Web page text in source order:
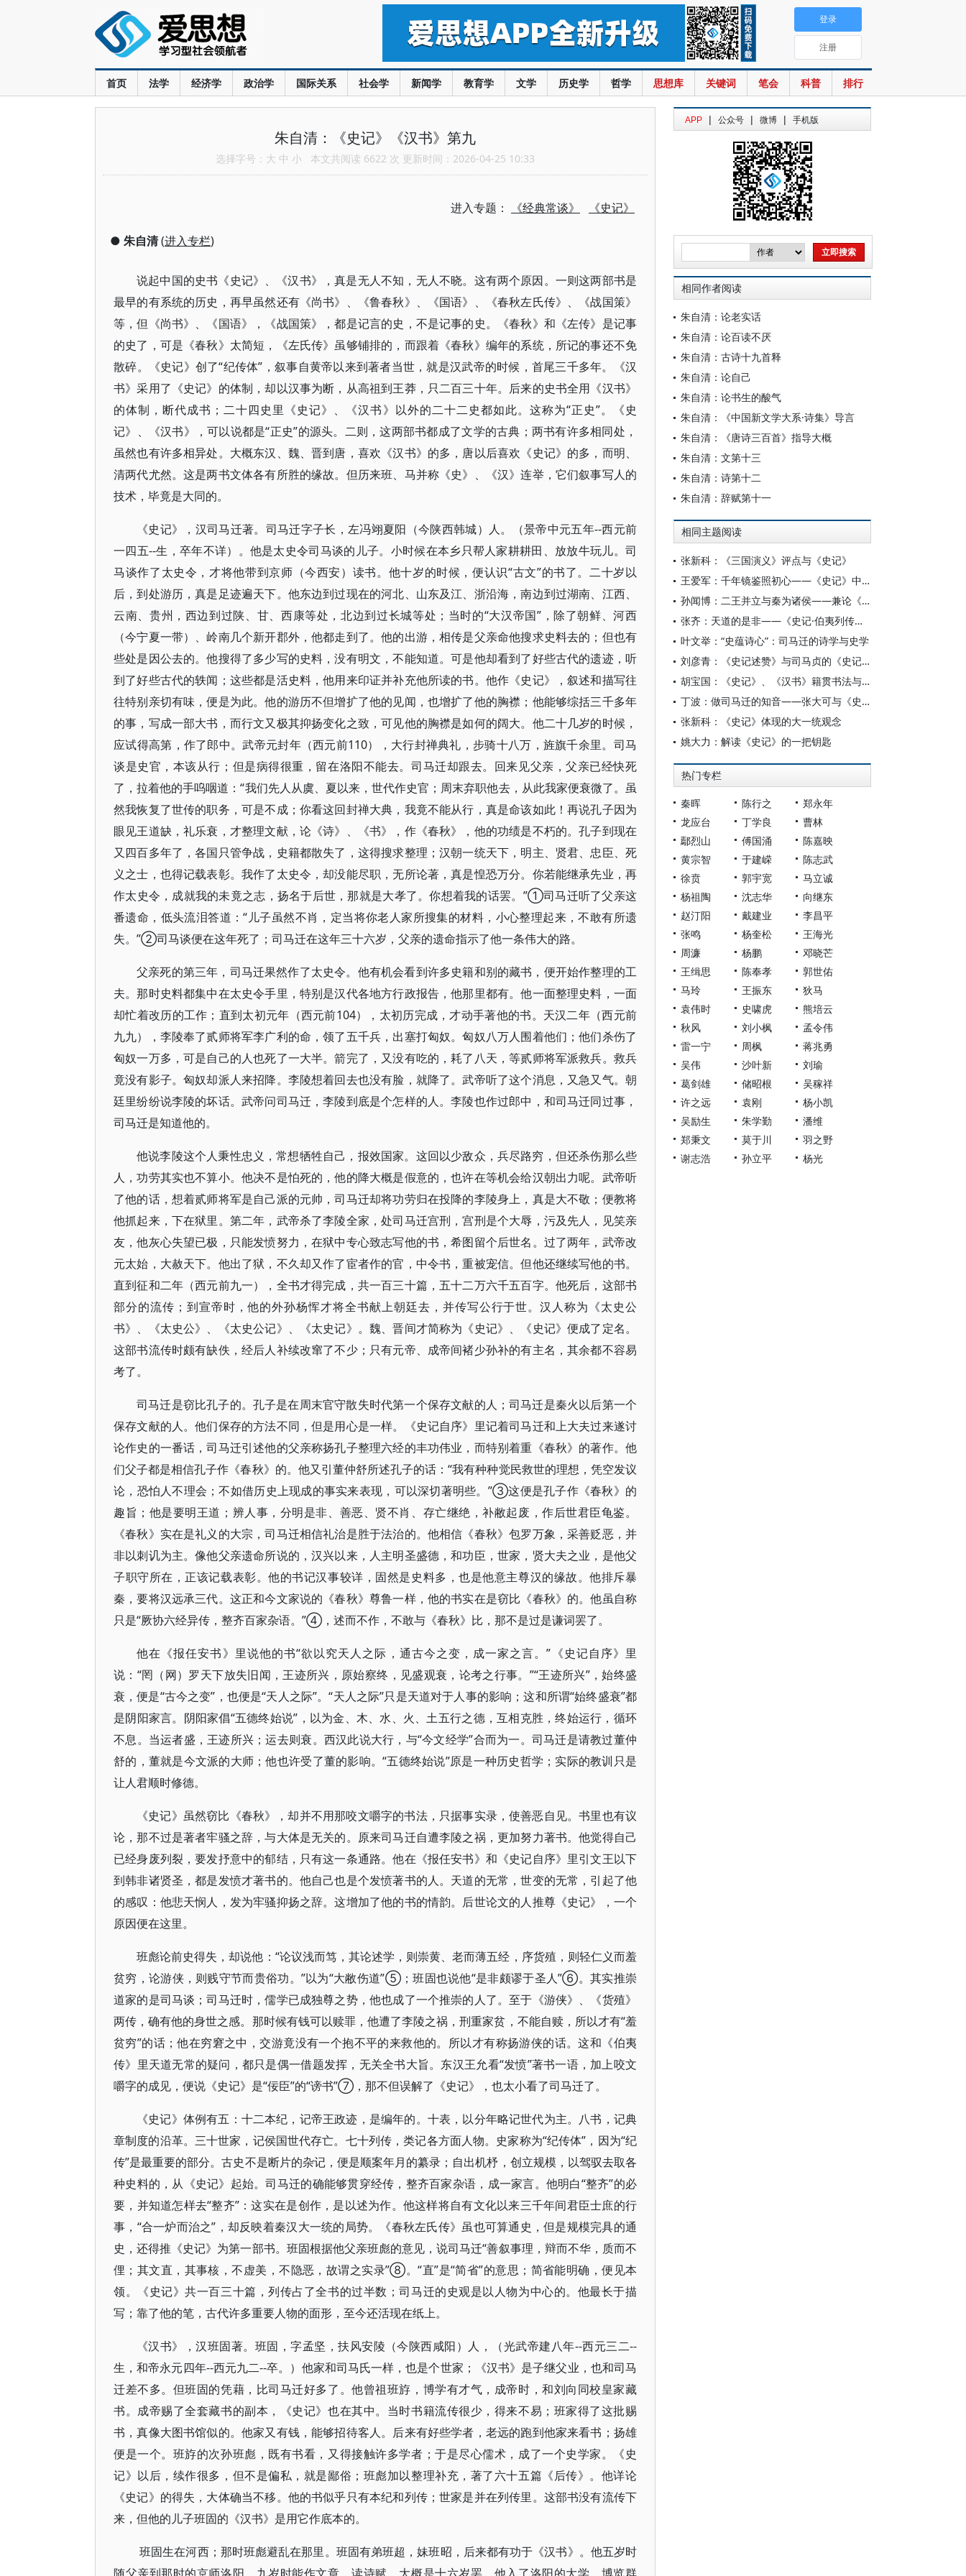
首页 法学 经济学 政治学 国际关系 社会学 新闻学 教育学 文学 历史学 哲学 思想库 关键词 笔会 科普 排行
登录
注册
朱自清：《史记》《汉书》第九
选择字号： 大 中 小 本文共阅读 6622 次 更新时间：2026-04-25 10:33
进入专题： 《经典常谈》 《史记》
● 朱自清(进入专栏)
说起中国的史书《史记》、《汉书》，真是无人不知，无人不晓。这有两个原因。一则这两部书是
最早的有系统的历史，再早虽然还有《尚书》、《鲁春秋》、《国语》、《春秋左氏传》、《战国策》
等，但《尚书》、《国语》，《战国策》，都是记言的史，不是记事的史。《春秋》和《左传》是记事
的史了，可是《春秋》太简短，《左氏传》虽够铺排的，而跟着《春秋》编年的系统，所记的事还不免
散碎。《史记》创了“纪传体”，叙事自黄帝以来到著者当世，就是汉武帝的时候，首尾三千多年。《汉
书》采用了《史记》的体制，却以汉事为断，从高祖到王莽，只二百三十年。后来的史书全用《汉书》
的体制，断代成书；二十四史里《史记》、《汉书》以外的二十二史都如此。这称为“正史”。《史
记》、《汉书》，可以说都是“正史”的源头。二则，这两部书都成了文学的古典；两书有许多相同处，
虽然也有许多相异处。大概东汉、魏、晋到唐，喜欢《汉书》的多，唐以后喜欢《史记》的多，而明、
清两代尤然。这是两书文体各有所胜的缘故。但历来班、马并称《史》、《汉》连举，它们叙事写人的
技术，毕竟是大同的。
《史记》，汉司马迁著。司马迁字子长，左冯翊夏阳（今陕西韩城）人。（景帝中元五年--西元前
一四五--生，卒年不详）。他是太史令司马谈的儿子。小时候在本乡只帮人家耕耕田、放放牛玩儿。司
马谈作了太史令，才将他带到京师（今西安）读书。他十岁的时候，便认识“古文”的书了。二十岁以
后，到处游历，真是足迹遍天下。他东边到过现在的河北、山东及江、浙沿海，南边到过湖南、江西、
云南、贵州，西边到过陕、甘、西康等处，北边到过长城等处；当时的“大汉帝国”，除了朝鲜、河西
（今宁夏一带）、岭南几个新开郡外，他都走到了。他的出游，相传是父亲命他搜求史料去的；但也有
些处是因公去的。他搜得了多少写的史料，没有明文，不能知道。可是他却看到了好些古代的遗迹，听
到了好些古代的轶闻；这些都是活史料，他用来印证并补充他所读的书。他作《史记》，叙述和描写往
往特别亲切有味，便是为此。他的游历不但增扩了他的见闻，也增扩了他的胸襟；他能够综括三千多年
的事，写成一部大书，而行文又极其抑扬变化之致，可见他的胸襟是如何的阔大。他二十几岁的时候，
应试得高第，作了郎中。武帝元封年（西元前110），大行封禅典礼，步骑十八万，旌旗千余里。司马
谈是史官，本该从行；但是病得很重，留在洛阳不能去。司马迁却跟去。回来见父亲，父亲已经快死
了，拉着他的手呜咽道：“我们先人从虞、夏以来，世代作史官；周末弃职他去，从此我家便衰微了。虽
然我恢复了世传的职务，可是不成；你看这回封禅大典，我竟不能从行，真是命该如此！再说孔子因为
眼见王道缺，礼乐衰，才整理文献，论《诗》、《书》，作《春秋》，他的功绩是不朽的。孔子到现在
又四百多年了，各国只管争战，史籍都散失了，这得搜求整理；汉朝一统天下，明主、贤君、忠臣、死
义之士，也得记载表彰。我作了太史令，却没能尽职，无所论著，真是惶恐万分。你若能继承先业，再
作太史令，成就我的未竟之志，扬名于后世，那就是大孝了。你想着我的话罢。”①司马迁听了父亲这
番遗命，低头流泪答道：“儿子虽然不肖，定当将你老人家所搜集的材料，小心整理起来，不敢有所遗
失。”②司马谈便在这年死了；司马迁在这年三十六岁，父亲的遗命指示了他一条伟大的路。
父亲死的第三年，司马迁果然作了太史令。他有机会看到许多史籍和别的藏书，便开始作整理的工
夫。那时史料都集中在太史令手里，特别是汉代各地方行政报告，他那里都有。他一面整理史料，一面
却忙着改历的工作；直到太初元年（西元前104），太初历完成，才动手著他的书。天汉二年（西元前
九九），李陵奉了贰师将军李广利的命，领了五千兵，出塞打匈奴。匈奴八万人围着他们；他们杀伤了
匈奴一万多，可是自己的人也死了一大半。箭完了，又没有吃的，耗了八天，等贰师将军派救兵。救兵
竟没有影子。匈奴却派人来招降。李陵想着回去也没有脸，就降了。武帝听了这个消息，又急又气。朝
廷里纷纷说李陵的坏话。武帝问司马迁，李陵到底是个怎样的人。李陵也作过郎中，和司马迁同过事，
司马迁是知道他的。
他说李陵这个人秉性忠义，常想牺牲自己，报效国家。这回以少敌众，兵尽路穷，但还杀伤那么些
人，功劳其实也不算小。他决不是怕死的，他的降大概是假意的，也许在等机会给汉朝出力呢。武帝听
了他的话，想着贰师将军是自己派的元帅，司马迁却将功劳归在投降的李陵身上，真是大不敬；便教将
他抓起来，下在狱里。第二年，武帝杀了李陵全家，处司马迁宫刑，宫刑是个大辱，污及先人，见笑亲
友，他灰心失望已极，只能发愤努力，在狱中专心致志写他的书，希图留个后世名。过了两年，武帝改
元太始，大赦天下。他出了狱，不久却又作了宦者作的官，中令书，重被宠信。但他还继续写他的书。
直到征和二年（西元前九一），全书才得完成，共一百三十篇，五十二万六千五百字。他死后，这部书
部分的流传；到宣帝时，他的外孙杨恽才将全书献上朝廷去，并传写公行于世。汉人称为《太史公
书》、《太史公》、《太史公记》、《太史记》。魏、晋间才简称为《史记》、《史记》便成了定名。
这部书流传时颇有缺佚，经后人补续改窜了不少；只有元帝、成帝间褚少孙补的有主名，其余都不容易
考了。
司马迁是窃比孔子的。孔子是在周末官守散失时代第一个保存文献的人；司马迁是秦火以后第一个
保存文献的人。他们保存的方法不同，但是用心是一样。《史记自序》里记着司马迁和上大夫过来遂讨
论作史的一番话，司马迁引述他的父亲称扬孔子整理六经的丰功伟业，而特别着重《春秋》的著作。他
们父子都是相信孔子作《春秋》的。他又引董仲舒所述孔子的话：“我有种种觉民救世的理想，凭空发议
论，恐怕人不理会；不如借历史上现成的事实来表现，可以深切著明些。”③这便是孔子作《春秋》的
趣旨；他是要明王道；辨人事，分明是非、善恶、贤不肖、存亡继绝，补敝起废，作后世君臣龟鉴。
《春秋》实在是礼义的大宗，司马迁相信礼治是胜于法治的。他相信《春秋》包罗万象，采善贬恶，并
非以刺讥为主。像他父亲遗命所说的，汉兴以来，人主明圣盛德，和功臣，世家，贤大夫之业，是他父
子职守所在，正该记载表彰。他的书记汉事较详，固然是史料多，也是他意主尊汉的缘故。他排斥暴
秦，要将汉远承三代。这正和今文家说的《春秋》尊鲁一样，他的书实在是窃比《春秋》的。他虽自称
只是“厥协六经异传，整齐百家杂语。”④，述而不作，不敢与《春秋》比，那不是过是谦词罢了。
他在《报任安书》里说他的书“欲以究天人之际，通古今之变，成一家之言。”《史记自序》里
说：“罔（网）罗天下放失旧闻，王迹所兴，原始察终，见盛观衰，论考之行事。”“王迹所兴”，始终盛
衰，便是“古今之变”，也便是“天人之际”。“天人之际”只是天道对于人事的影响；这和所谓“始终盛衰”都
是阴阳家言。阴阳家倡“五德终始说”，以为金、木、水、火、土五行之德，互相克胜，终始运行，循环
不息。当运者盛，王迹所兴；运去则衰。西汉此说大行，与“今文经学”合而为一。司马迁是请教过董仲
舒的，董就是今文派的大师；他也许受了董的影响。“五德终始说”原是一种历史哲学；实际的教训只是
让人君顺时修德。
《史记》虽然窃比《春秋》，却并不用那咬文嚼字的书法，只据事实录，使善恶自见。书里也有议
论，那不过是著者牢骚之辞，与大体是无关的。原来司马迁自遭李陵之祸，更加努力著书。他觉得自己
已经身废列裂，要发抒意中的郁结，只有这一条通路。他在《报任安书》和《史记自序》里引文王以下
到韩非诸贤圣，都是发愤才著书的。他自己也是个发愤著书的人。天道的无常，世变的无常，引起了他
的感叹：他悲天悯人，发为牢骚抑扬之辞。这增加了他的书的情韵。后世论文的人推尊《史记》，一个
原因便在这里。
班彪论前史得失，却说他：“论议浅而笃，其论述学，则崇黄、老而薄五经，序货殖，则轻仁义而羞
贫穷，论游侠，则贱守节而贵俗功。”以为“大敝伤道”⑤；班固也说他“是非颇谬于圣人”⑥。其实推崇
道家的是司马谈；司马迁时，儒学已成独尊之势，他也成了一个推崇的人了。至于《游侠》、《货殖》
两传，确有他的身世之感。那时候有钱可以赎罪，他遭了李陵之祸，刑重家贫，不能自赎，所以才有“羞
贫穷”的话；他在穷窘之中，交游竟没有一个抱不平的来救他的。所以才有称扬游侠的话。这和《伯夷
传》里天道无常的疑问，都只是偶一借题发挥，无关全书大旨。东汉王允看“发愤”著书一语，加上咬文
嚼字的成见，便说《史记》是“佞臣”的“谤书”⑦，那不但误解了《史记》，也太小看了司马迁了。
《史记》体例有五：十二本纪，记帝王政迹，是编年的。十表，以分年略记世代为主。八书，记典
章制度的沿革。三十世家，记侯国世代存亡。七十列传，类记各方面人物。史家称为“纪传体”，因为“纪
传”是最重要的部分。古史不是断片的杂记，便是顺案年月的纂录；自出机杼，创立规模，以驾驭去取各
种史料的，从《史记》起始。司马迁的确能够贯穿经传，整齐百家杂语，成一家言。他明白“整齐”的必
要，并知道怎样去“整齐”：这实在是创作，是以述为作。他这样将自有文化以来三千年间君臣士庶的行
事，“合一炉而治之”，却反映着秦汉大一统的局势。《春秋左氏传》虽也可算通史，但是规模完具的通
史，还得推《史记》为第一部书。班固根据他父亲班彪的意见，说司马迁“善叙事理，辩而不华，质而不
俚；其文直，其事核，不虚美，不隐恶，故谓之实录”⑧。“直”是“简省”的意思；简省能明确，便见本
领。《史记》共一百三十篇，列传占了全书的过半数；司马迁的史观是以人物为中心的。他最长于描
写；靠了他的笔，古代许多重要人物的面形，至今还活现在纸上。
《汉书》，汉班固著。班固，字孟坚，扶风安陵（今陕西咸阳）人，（光武帝建八年--西元三二--
生，和帝永元四年--西元九二--卒。）他家和司马氏一样，也是个世家；《汉书》是子继父业，也和司马
迁差不多。但班固的凭藉，比司马迁好多了。他曾祖班斿，博学有才气，成帝时，和刘向同校皇家藏
书。成帝赐了全套藏书的副本，《史记》也在其中。当时书籍流传很少，得来不易；班家得了这批赐
书，真像大图书馆似的。他家又有钱，能够招待客人。后来有好些学者，老远的跑到他家来看书；扬雄
便是一个。班斿的次孙班彪，既有书看，又得接触许多学者；于是尽心儒术，成了一个史学家。《史
记》以后，续作很多，但不是偏私，就是鄙俗；班彪加以整理补充，著了六十五篇《后传》。他详论
《史记》的得失，大体确当不移。他的书似乎只有本纪和列传；世家是并在列传里。这部书没有流传下
来，但他的儿子班固的《汉书》是用它作底本的。
班固生在河西；那时班彪避乱在那里。班固有弟班超，妹班昭，后来都有功于《汉书》。他五岁时
APP | 公众号 | 微博 | 手机版
相同作者阅读
朱自清：论老实话
朱自清：论百读不厌
朱自清：古诗十九首释
朱自清：论自己
朱自清：论书生的酸气
朱自清：《中国新文学大系·诗集》导言
朱自清：《唐诗三百首》指导大概
朱自清：文第十三
朱自清：诗第十二
朱自清：辞赋第十一
相同主题阅读
张新科：《三国演义》评点与《史记》
王爱军：千年镜鉴照初心——《史记》中的政绩观
孙闻博：二王并立与秦为诸侯——兼论《左传》《史记》的史料学、历史叙事和年代学问题
张齐：天道的是非——《史记·伯夷列传》刍议
叶文举：“史蕴诗心”：司马迁的诗学与史学
刘彦青：《史记述赞》与司马贞的《史记》文学研究
胡宝国：《史记》、《汉书》籍贯书法与区域观念变动
丁波：做司马迁的知音——张大可与《史记》
张新科：《史记》体现的大一统观念
姚大力：解读《史记》的一把钥匙
热门专栏
秦晖 陈行之
郑永年
龙应台
丁学良
曹林
鄢烈山
傅国涌
陈嘉映
黄宗智
于建嵘
陈志武
徐贲
郭宇宽
马立诚
杨祖陶
沈志华
向继东
赵汀阳
戴建业
李昌平
张鸣
杨奎松
王海光
周濂
杨鹏
邓晓芒
王缉思
陈奉孝
郭世佑
马玲
王振东
狄马
袁伟时
史啸虎
熊培云
秋风
刘小枫
孟令伟
雷一宁
周枫
蒋兆勇
吴伟
沙叶新
刘瑜
葛剑雄
储昭根
吴稼祥
许之远
袁刚
杨小凯
吴励生
朱学勤
潘维
郑秉文
莫于川
羽之野
谢志浩
孙立平 杨光